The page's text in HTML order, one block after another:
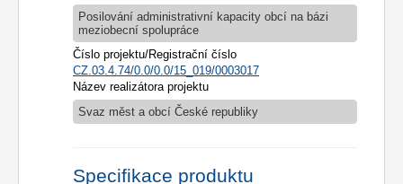
Posilování administrativní kapacity obcí na bázi
meziobecní spolupráce
Číslo projektu/Registrační číslo
CZ.03.4.74/0.0/0.0/15_019/0003017
Název realizátora projektu
Svaz měst a obcí České republiky
Specifikace produktu